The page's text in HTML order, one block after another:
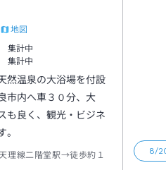
地図
集計中
集計中
然温泉の大浴場を付設
市内へ車３０分、大
も良く、観光・ビジネ
。
理線二階堂駅→徒歩約１
8/